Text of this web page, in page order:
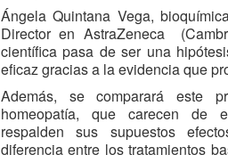
Ángela Quintana Vega,
Director en AstraZeneca
científica pasa de ser una
eficaz gracias a la evidencia que
Además, se comparará este
homeopatía, que carecen de
respalden sus supuestos
diferencia entre los tratamientos